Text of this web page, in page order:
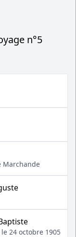
n°5
Marchande
24 octobre 1905